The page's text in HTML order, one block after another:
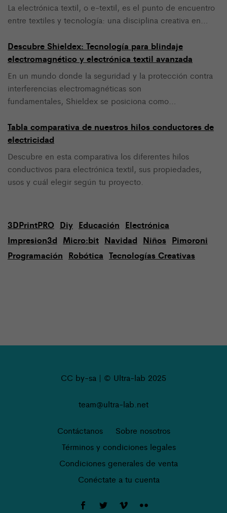
La electrónica textil, o e-textil, es el punto de encuentro
entre textiles y tecnología: una disciplina creativa en…
Descubre Shieldex: Tecnología para blindaje
electromagnético y electrónica textil avanzada
En un mundo donde la seguridad y la protección contra
interferencias electromagnéticas son
fundamentales, Shieldex se posiciona como…
Tabla comparativa de nuestros hilos conductores de
electricidad
Descubre en esta comparativa los diferentes hilos
conductivos para electrónica textil, sus propiedades,
usos y cuál elegir según tu proyecto.
3DPrintPRO Diy Educación Electrónica
Impresion3d Micro:bit Navidad Niños Pimoroni
Programación Robótica Tecnologías Creativas
CC by-sa | © Ultra-lab 2025
team@ultra-lab.net
Contáctanos
Sobre nosotros
Términos y condiciones legales
Condiciones generales de venta
Conéctate a tu cuenta